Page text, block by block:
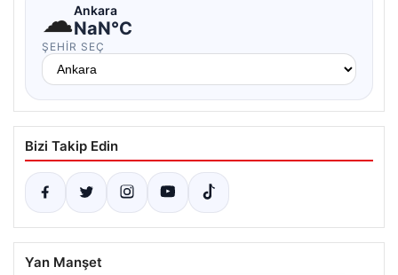
☁Ankara
NaN°C
ŞEHIR SEÇ
Bizi Takip Edin
Yan Manşet